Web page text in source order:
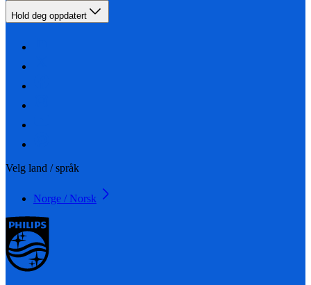
Hold deg oppdatert
Velg land / språk
Norge / Norsk